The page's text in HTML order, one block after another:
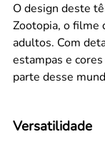
O design deste
Zootopia, o filme
adultos. Com
estampas e
parte desse
Versatilidade